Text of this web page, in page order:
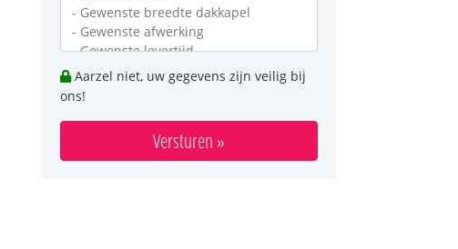
Aarzel niet, uw gegevens zijn veilig bij
ons!
Versturen »